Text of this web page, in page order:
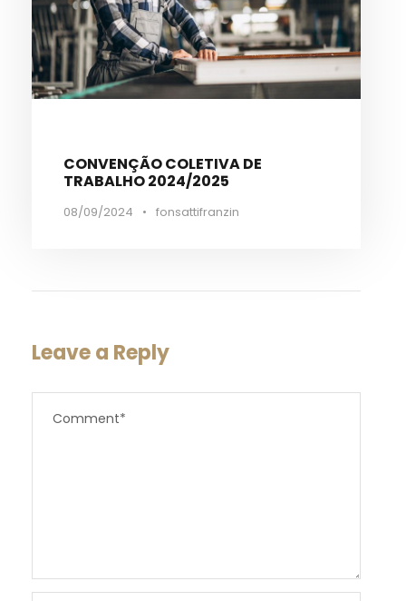
CONVENÇÃO COLETIVA DE
TRABALHO 2024/2025
08/09/2024 • fonsattifranzin
Leave a Reply